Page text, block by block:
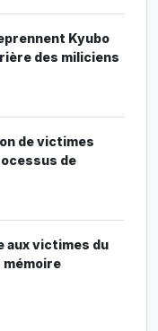
Kyubo
des miliciens
de victimes
de
aux victimes du
mémoire